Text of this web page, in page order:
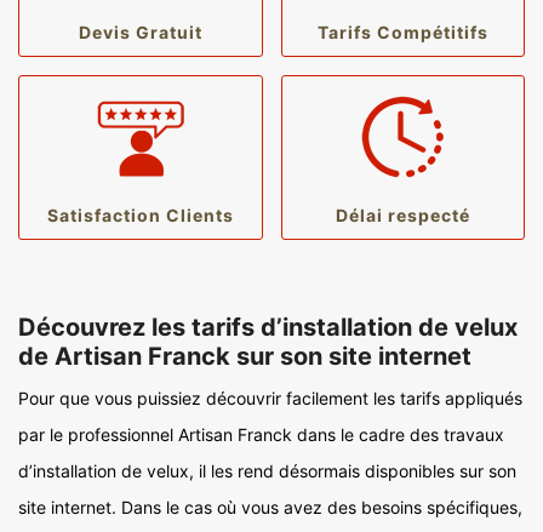
Devis Gratuit Tarifs Compétitifs
Satisfaction Clients Délai respecté
Découvrez les tarifs d’installation de velux
de Artisan Franck sur son site internet
Pour que vous puissiez découvrir facilement les tarifs appliqués
par le professionnel Artisan Franck dans le cadre des travaux
d’installation de velux, il les rend désormais disponibles sur son
site internet. Dans le cas où vous avez des besoins spécifiques,